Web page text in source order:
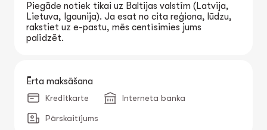
Piegāde notiek tikai uz Baltijas valstīm (Latvija,
Lietuva, Igaunija). Ja esat no cita reģiona, lūdzu,
rakstiet uz e-pastu, mēs centīsimies jums
palīdzēt.
Ērta maksāšana
Kredītkarte Interneta banka
Pārskaitījums